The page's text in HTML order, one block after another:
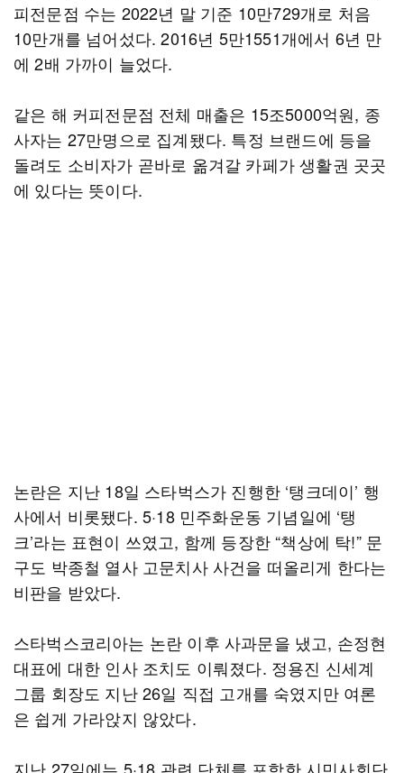
피전문점 수는 2022년 말 기준 10만729개로 처음
10만개를 넘어섰다. 2016년 5만1551개에서 6년 만
에 2배 가까이 늘었다.
같은 해 커피전문점 전체 매출은 15조5000억원, 종
사자는 27만명으로 집계됐다. 특정 브랜드에 등을
돌려도 소비자가 곧바로 옮겨갈 카페가 생활권 곳곳
에 있다는 뜻이다.
논란은 지난 18일 스타벅스가 진행한 ‘탱크데이’ 행
사에서 비롯됐다. 5·18 민주화운동 기념일에 ‘탱
크’라는 표현이 쓰였고, 함께 등장한 “책상에 탁!” 문
구도 박종철 열사 고문치사 사건을 떠올리게 한다는
비판을 받았다.
스타벅스코리아는 논란 이후 사과문을 냈고, 손정현
대표에 대한 인사 조치도 이뤄졌다. 정용진 신세계
그룹 회장도 지난 26일 직접 고개를 숙였지만 여론
은 쉽게 가라앉지 않았다.